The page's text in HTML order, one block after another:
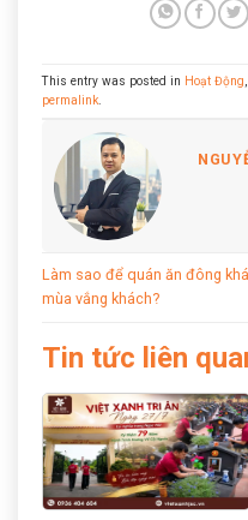
This entry was posted in Hoạt Động
permalink
Làm sao để quán ăn đông
mùa vắng khách?
Tin tức liên